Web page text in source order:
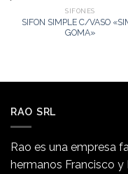
SIFONES
SIFON SIMPLE C/VASO
GOMA»
RAO SRL
Rao es una empresa
hermanos Francisco y